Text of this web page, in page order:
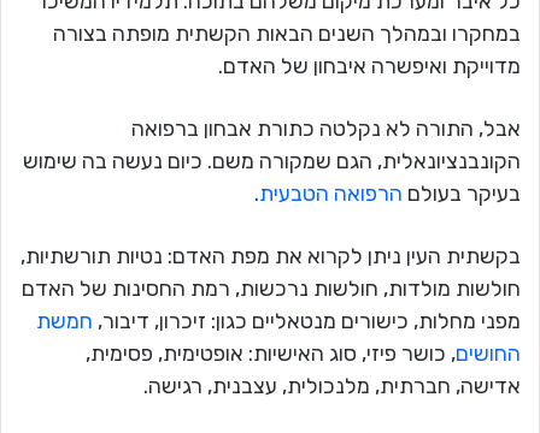
במחקרו ובמהלך השנים הבאות הקשתית מופתה בצורה
מדוייקת ואיפשרה איבחון של האדם.
אבל, התורה לא נקלטה כתורת אבחון ברפואה
הקונבנציונאלית, הגם שמקורה משם. כיום נעשה בה שימוש
בעיקר בעולם הרפואה הטבעית.
בקשתית העין ניתן לקרוא את מפת האדם: נטיות תורשתיות,
חולשות מולדות, חולשות נרכשות, רמת החסינות של האדם
מפני מחלות, כישורים מנטאליים כגון: זיכרון, דיבור, חמשת
החושים, כושר פיזי, סוג האישיות: אופטימית, פסימית,
אדישה, חברתית, מלנכולית, עצבנית, רגישה.